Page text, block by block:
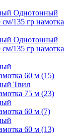
Однотонный
135 гр намотка
Однотонный
135 гр намотка
60 м (15)
Твил
75 м (23)
60 м (7)
60 м (13)